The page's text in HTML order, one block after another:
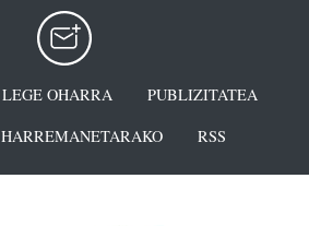
LEGE OHARRA
PUBLIZITATEA
HARREMANETARAKO RSS